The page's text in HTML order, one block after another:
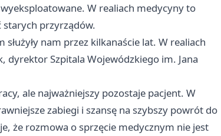
W realiach medycyny to
starych przyrządów.
nam przez kilkanaście lat. W realiach
dyrektor Szpitala Wojewódzkiego im. Jana
ale najważniejszy pozostaje pacjent. W
zabiegi i szansę na szybszy powrót do
że rozmowa o sprzęcie medycznym nie jest